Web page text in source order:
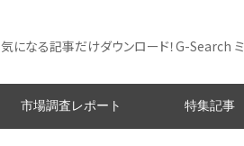
気になる記事だけダウンロード！G-Search ミ
市場調査レポート 特集記事